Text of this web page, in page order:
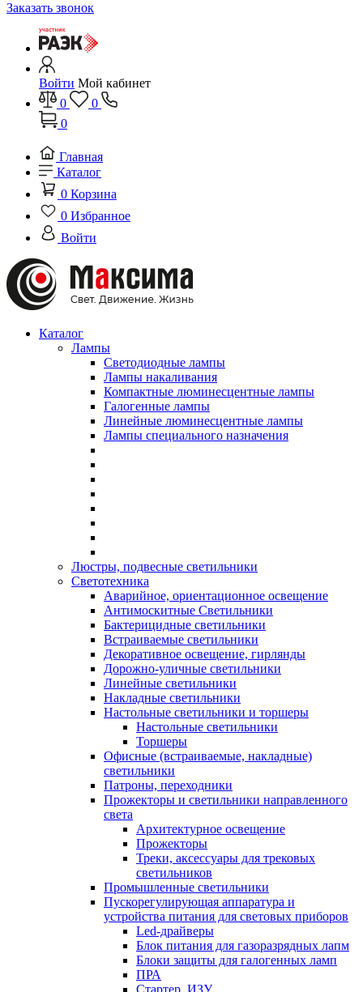
Заказать звонок
Войти Мой кабинет
0
0
0
Главная
Каталог
0 Корзина
0 Избранное
Войти
Каталог
Лампы
Светодиодные лампы
Лампы накаливания
Компактные люминесцентные лампы
Галогенные лампы
Линейные люминесцентные лампы
Лампы специального назначения
Люстры, подвесные светильники
Светотехника
Аварийное, ориентационное освещение
Антимоскитные Светильники
Бактерицидные светильники
Встраиваемые светильники
Декоративное освещение, гирлянды
Дорожно-уличные светильники
Линейные светильники
Накладные светильники
Настольные светильники и торшеры
Настольные светильники
Торшеры
Офисные (встраиваемые, накладные)
светильники
Патроны, переходники
Прожекторы и светильники направленного
света
Архитектурное освещение
Прожекторы
Треки, аксессуары для трековых
светильников
Промышленные светильники
Пускорегулирующая аппаратура и
устройства питания для световых приборов
Led-драйверы
Блок питания для газоразрядных лапм
Блоки защиты для галогенных ламп
ПРА
Стартер, ИЗУ